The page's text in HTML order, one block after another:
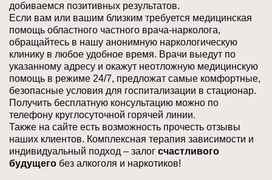
добиваемся позитивных результатов.
Если вам или вашим близким требуется медицинская
помощь областного частного врача-нарколога,
обращайтесь в нашу анонимную наркологическую
клинику в любое удобное время. Врачи выедут по
указанному адресу и окажут неотложную медицинскую
помощь в режиме 24/7, предложат самые комфортные,
безопасные условия для госпитализации в стационар.
Получить бесплатную консультацию можно по
телефону круглосуточной горячей линии.
Также на сайте есть возможность прочесть отзывы
наших клиентов. Комплексная терапия зависимости и
индивидуальный подход – залог счастливого
будущего без алкоголя и наркотиков!